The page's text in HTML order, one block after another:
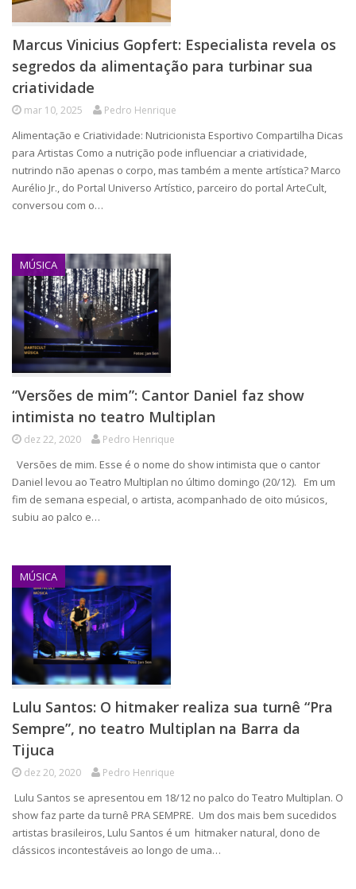
Marcus Vinicius Gopfert: Especialista revela os
segredos da alimentação para turbinar sua
criatividade
mar 10, 2025 Pedro Henrique
Alimentação e Criatividade: Nutricionista Esportivo Compartilha Dicas
para Artistas Como a nutrição pode influenciar a criatividade,
nutrindo não apenas o corpo, mas também a mente artística? Marco
Aurélio Jr., do Portal Universo Artístico, parceiro do portal ArteCult,
conversou com o…
MÚSICA
“Versões de mim”: Cantor Daniel faz show
intimista no teatro Multiplan
dez 22, 2020 Pedro Henrique
Versões de mim. Esse é o nome do show intimista que o cantor
Daniel levou ao Teatro Multiplan no último domingo (20/12). Em um
fim de semana especial, o artista, acompanhado de oito músicos,
subiu ao palco e…
MÚSICA
Lulu Santos: O hitmaker realiza sua turnê “Pra
Sempre”, no teatro Multiplan na Barra da
Tijuca
dez 20, 2020 Pedro Henrique
Lulu Santos se apresentou em 18/12 no palco do Teatro Multiplan. O
show faz parte da turnê PRA SEMPRE. Um dos mais bem sucedidos
artistas brasileiros, Lulu Santos é um hitmaker natural, dono de
clássicos incontestáveis ao longo de uma…